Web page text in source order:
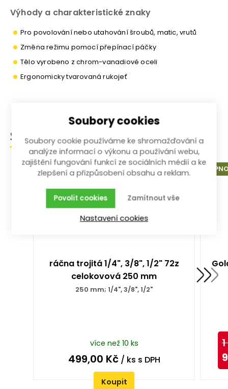
Výhody a charakteristické znaky
Pro povolování nebo utahování šroubů, matic, vrutů
Změna režimu pomocí přepínací páčky
Tělo vyrobeno z chrom-vanadiové oceli
Ergonomicky tvarovaná rukojeť
Související produkty
ráčna trojitá 1/4", 3/8", 1/2" 72z
celokovová 250 mm
250 mm; 1/4", 3/8", 1/2"
více než 10 ks
499,00 Kč/ ks s DPH
Koupit
Soubory cookies
Soubory cookie používáme ke shromažďování a
analýze informací o výkonu a používání webu,
zajištění fungování funkcí ze sociálních médií a ke
zlepšení a přizpůsobení obsahu a reklam.
Zamítnout vše
Povolit cookies
Nastavení cookies